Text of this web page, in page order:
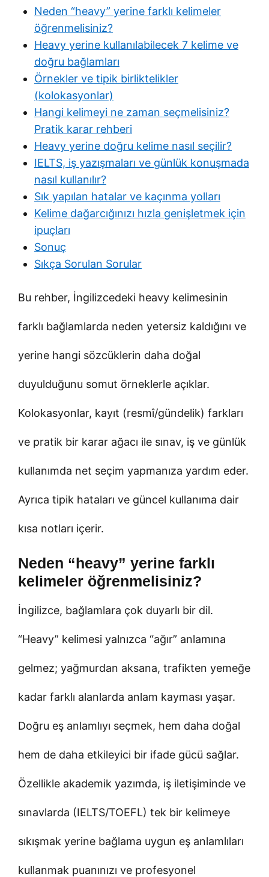
Neden “heavy” yerine farklı kelimeler
öğrenmelisiniz?
Heavy yerine kullanılabilecek 7 kelime ve
doğru bağlamları
Örnekler ve tipik birliktelikler
(kolokasyonlar)
Hangi kelimeyi ne zaman seçmelisiniz?
Pratik karar rehberi
Heavy yerine doğru kelime nasıl seçilir?
IELTS, iş yazışmaları ve günlük konuşmada
nasıl kullanılır?
Sık yapılan hatalar ve kaçınma yolları
Kelime dağarcığınızı hızla genişletmek için
ipuçları
Sonuç
Sıkça Sorulan Sorular
Bu rehber, İngilizcedeki heavy kelimesinin
farklı bağlamlarda neden yetersiz kaldığını ve
yerine hangi sözcüklerin daha doğal
duyulduğunu somut örneklerle açıklar.
Kolokasyonlar, kayıt (resmî/gündelik) farkları
ve pratik bir karar ağacı ile sınav, iş ve günlük
kullanımda net seçim yapmanıza yardım eder.
Ayrıca tipik hataları ve güncel kullanıma dair
kısa notları içerir.
Neden “heavy” yerine farklı
kelimeler öğrenmelisiniz?
İngilizce, bağlamlara çok duyarlı bir dil.
“Heavy” kelimesi yalnızca “ağır” anlamına
gelmez; yağmurdan aksana, trafikten yemeğe
kadar farklı alanlarda anlam kayması yaşar.
Doğru eş anlamlıyı seçmek, hem daha doğal
hem de daha etkileyici bir ifade gücü sağlar.
Özellikle akademik yazımda, iş iletişiminde ve
sınavlarda (IELTS/TOEFL) tek bir kelimeye
sıkışmak yerine bağlama uygun eş anlamlıları
kullanmak puanınızı ve profesyonel